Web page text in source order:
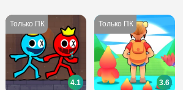
4.1 3.6